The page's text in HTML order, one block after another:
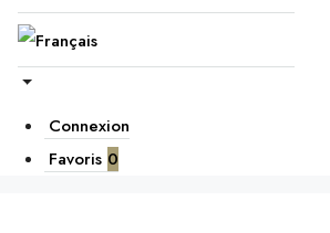
Connexion
Favoris 0